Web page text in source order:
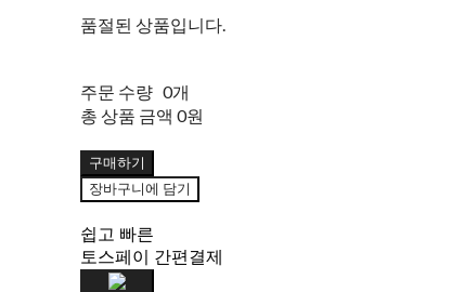
품절된 상품입니다.
주문 수량 0개
총 상품 금액 0원
구매하기
장바구니에 담기
쉽고 빠른
토스페이 간편결제